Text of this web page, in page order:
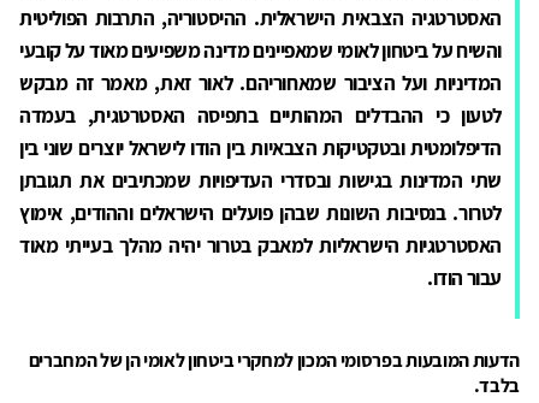
האסטרטגיה הצבאית הישראלית. ההיסטוריה, התרבות הפוליטית
והשיח על ביטחון לאומי שמאפיינים מדינה משפיעים מאוד על קובעי
המדיניות ועל הציבור שמאחוריהם. לאור זאת, מאמר זה מבקש
לטעון כי ההבדלים המהותיים בתפיסה האסטרטגית, בעמדה
הדיפלומטית ובטקטיקות הצבאיות בין הודו לישראל יוצרים שוני בין
שתי המדינות בגישות ובסדרי העדיפויות שמכתיבים את תגובתן
לטרור. בנסיבות השונות שבהן פועלים הישראלים וההודים, אימוץ
האסטרטגיות הישראליות למאבק בטרור יהיה מהלך בעייתי מאוד
עבור הודו.
הדעות המובעות בפרסומי המכון למחקרי ביטחון לאומי הן של המחברים
בלבד.